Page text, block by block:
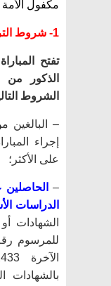
مكفول
1- شروط الترشيح:
تفتح
الذكور من
الشروط
– البالغين
على الأكثر؛
–
الدراسات
الشهادات أو
بالشهادات